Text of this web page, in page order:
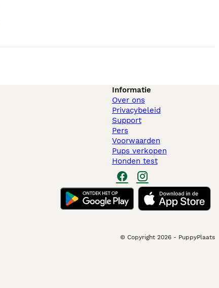
Informatie
Over ons
Privacybeleid
Support
Pers
Voorwaarden
Pups verkopen
Honden test
© Copyright 2026 - PuppyPlaats